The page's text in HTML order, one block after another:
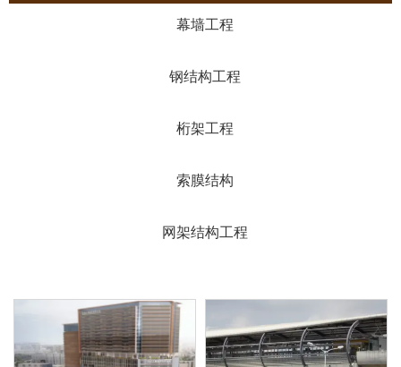
幕墙工程
钢结构工程
桁架工程
索膜结构
网架结构工程